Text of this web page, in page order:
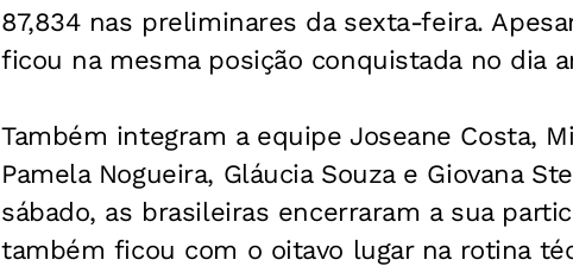
87,834 nas preliminares da sexta-feira.
ficou na mesma posição conquistada no dia
Também integram a equipe Joseane Costa,
Pamela Nogueira, Gláucia Souza e Giovana
sábado, as brasileiras encerraram a sua
também ficou com o oitavo lugar na rotina